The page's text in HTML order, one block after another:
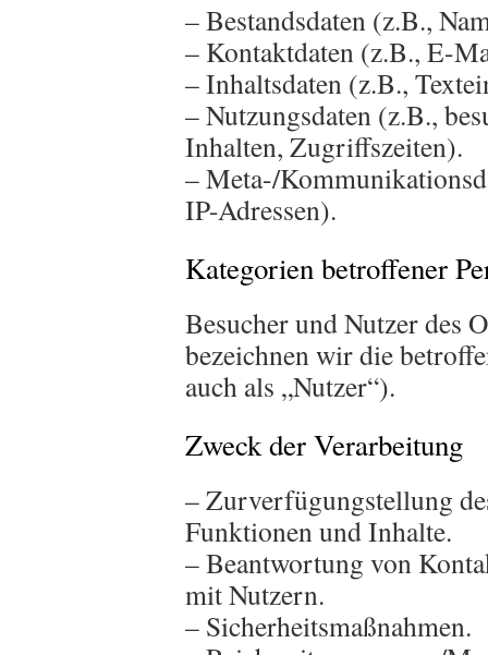
– Bestandsdaten (z.B.,
– Kontaktdaten (z.B., E-
– Inhaltsdaten (z.B.,
– Nutzungsdaten (z.B.,
Inhalten, Zugriffszeiten).
– Meta-/
IP-Adressen).
Kategorien betroffener
Besucher und Nutzer des
bezeichnen wir die
auch als „Nutzer“).
Zweck der Verarbeitung
– Zurverfügungstellung
Funktionen und Inhalte.
– Beantwortung von
mit Nutzern.
– Sicherheitsmaßnahmen.